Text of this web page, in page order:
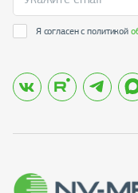
Я согласен с политикой